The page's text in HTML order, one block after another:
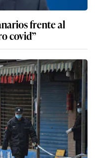
frente al
covid”